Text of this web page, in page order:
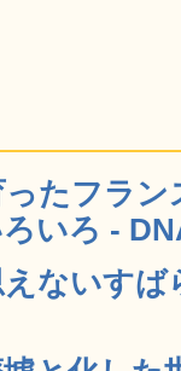
たフラ
いろ -
ないすば